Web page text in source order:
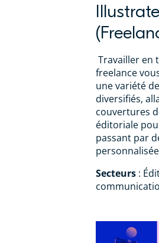
Travailler en
freelance
une variété
diversifiés,
couvertures
éditoriale
passant par
Secteurs :